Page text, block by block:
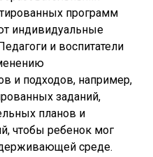
программ
индивидуальные
и воспитатели
и подходов, например,
заданий,
планов и
чтобы ребенок мог
среде.